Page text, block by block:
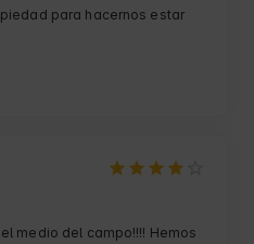
para hacernos estar
crear en ese espacio un
medio del campo!!!! Hemos